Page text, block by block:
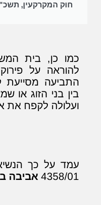
חוק המקרקעין, תשכ"ט-
כמו כן, בית
להוראה על
התביעה מסייעת
בין בני הזוג או
ועלולה לקפח את
עמד על כך
4358/01 אביבה